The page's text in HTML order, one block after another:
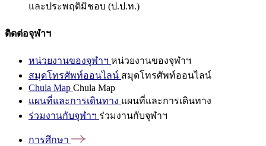
และประพฤติมิชอบ (ป.ป.ท.)
ติดต่อจุฬาฯ
หน่วยงานของจุฬาฯ หน่วยงานของจุฬาฯ
สมุดโทรศัพท์ออนไลน์ สมุดโทรศัพท์ออนไลน์
Chula Map Chula Map
แผนที่และการเดินทาง แผนที่และการเดินทาง
ร่วมงานกับจุฬาฯ ร่วมงานกับจุฬาฯ
การศึกษา